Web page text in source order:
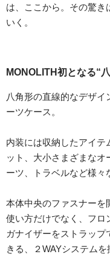
は、ここから。その驚き
いく。
MONOLITH初となる“
八角形の直線的なデザ
ーツケース。
内装には収納したアイテ
ット、大小さまざまな
ーツ、トラベルなど様々
本体中央のファスナーを
使い方だけでなく、フロ
ガナイザーをストラッ
きる、２WAYシステムを